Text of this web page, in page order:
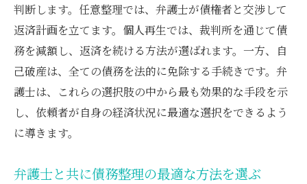
判断します。任意整理では、弁護士が債権者と交渉して
返済計画を立てます。個人再生では、裁判所を通じて債
務を減額し、返済を続ける方法が選ばれます。一方、自
己破産は、全ての債務を法的に免除する手続きです。弁
護士は、これらの選択肢の中から最も効果的な手段を示
し、依頼者が自身の経済状況に最適な選択をできるよう
に導きます。
弁護士と共に債務整理の最適な方法を選ぶ